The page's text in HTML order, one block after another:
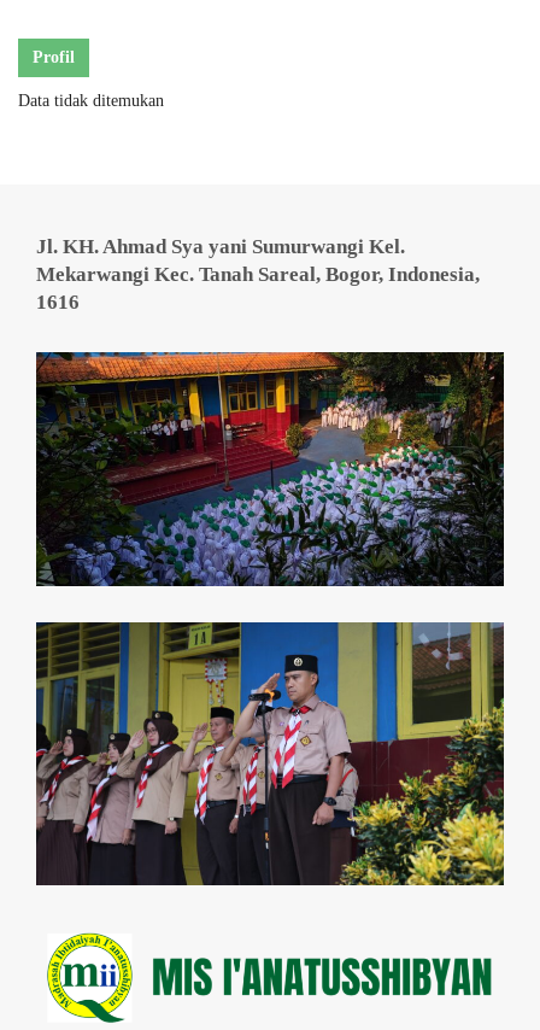
Profil
Data tidak ditemukan
Jl. KH. Ahmad Sya yani Sumurwangi Kel.
Mekarwangi Kec. Tanah Sareal, Bogor, Indonesia,
1616